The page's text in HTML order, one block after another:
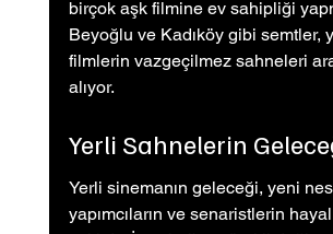
birçok aşk filmine ev sahipliği
Beyoğlu ve Kadıköy gibi semtler,
filmlerin vazgeçilmez sahneleri
alıyor.
Yerli Sahnelerin
Yerli sinemanın geleceği, yeni
yapımcıların ve senaristlerin